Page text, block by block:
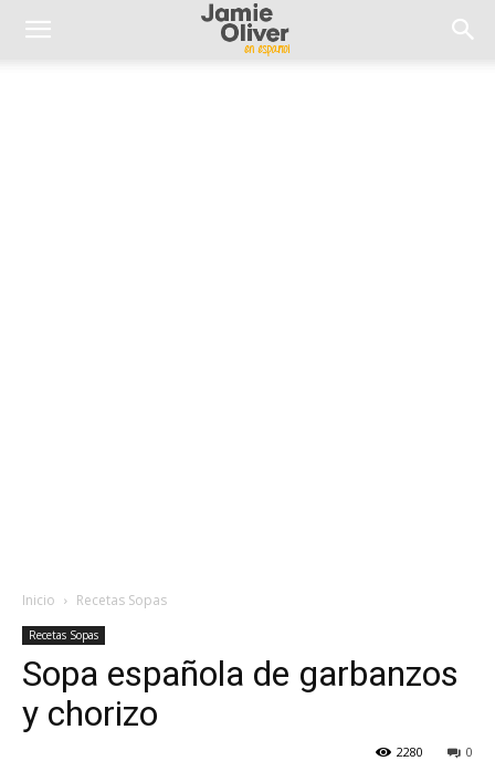
Inicio Recetas Sopas
Recetas Sopas
Sopa española de garbanzos
y chorizo
0
2280